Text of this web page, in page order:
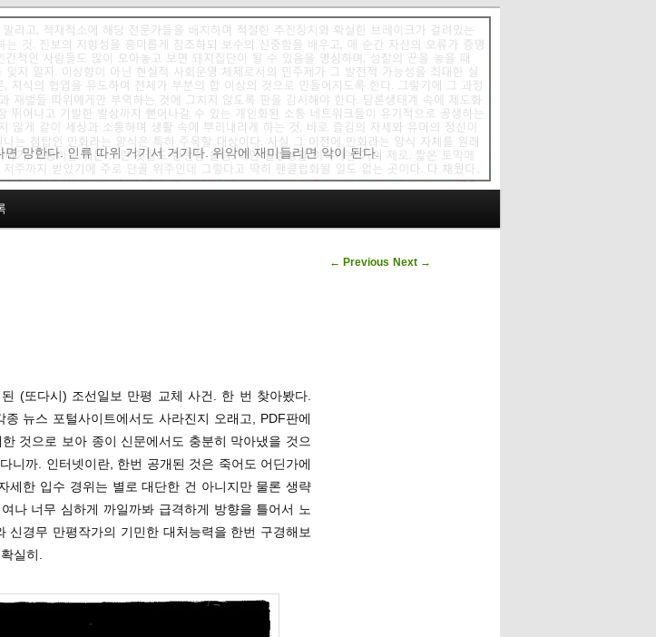
망한다. 인류 따위 거기서 거기다. 위악에 재미들리면 악이 된다.
Post navigation
← Previous Next →
(또다시) 조선일보 만평 교체 사건. 한 번 찾아봤다.
뉴스 포털사이트에서도 사라진지 오래고, PDF판에
것으로 보아 종이 신문에서도 충분히 막아냈을 것으
니까. 인터넷이란, 한번 공개된 것은 죽어도 어딘가에
세한 입수 경위는 별로 대단한 건 아니지만 물론 생략
나 너무 심하게 까일까봐 급격하게 방향을 틀어서 노
신경무 만평작가의 기민한 대처능력을 한번 구경해보
실히.